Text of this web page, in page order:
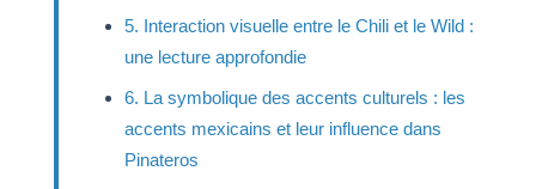
5. Interaction visuelle entre le Chili et le Wild :
une lecture approfondie
6. La symbolique des accents culturels : les
accents mexicains et leur influence dans
Pinateros